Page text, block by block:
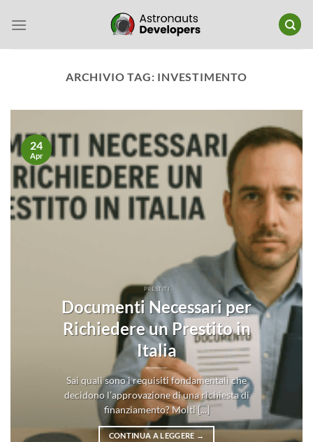
ARCHIVIO TAG: INVESTIMENTO
PRESTITI
Documenti Necessari per
Richiedere un Prestito in
Italia
Sai quali sono i requisiti fondamentali che
decidono l’approvazione di una richiesta di
finanziamento? Molti [...]
CONTINUA A LEGGERE →
24
Apr